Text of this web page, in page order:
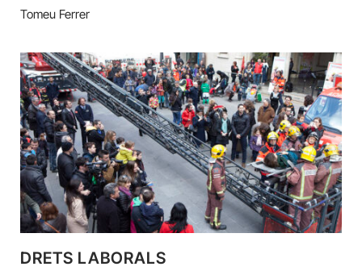
Tomeu Ferrer
DRETS LABORALS